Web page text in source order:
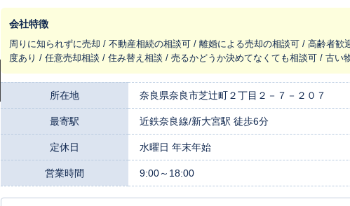
納得いただける結果をお出しできるように最善を尽くします。 少し話を聞いてみた
ご遠慮なく、お気軽にご連絡お待ちいたしております。 （強引な営業は一切しま
会社特徴
周りに知られずに売却 / 不動産相続の相談可 / 離婚による売却の相談可 / 高齢者歓
度あり / 任意売却相談 / 住み替え相談 / 売るかどうか決めてなくても相談可 / 古い
所在地 奈良県奈良市芝辻町２丁目２－７－２０７
最寄駅 近鉄奈良線/新大宮駅 徒歩6分
定休日 水曜日 年末年始
営業時間 9:00～18:00